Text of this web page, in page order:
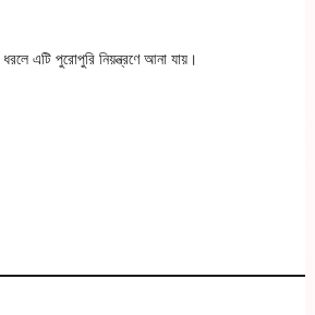
এটি পুরোপুরি নিয়ন্ত্রণে আনা যায়।